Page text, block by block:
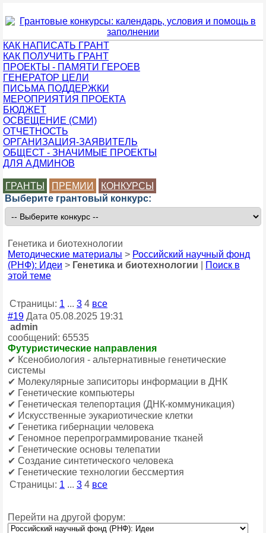
КАК НАПИСАТЬ ГРАНТ
КАК ПОЛУЧИТЬ ГРАНТ
ПРОЕКТЫ - ПАМЯТИ ГЕРОЕВ
ГЕНЕРАТОР ЦЕЛИ
ПИСЬМА ПОДДЕРЖКИ
МЕРОПРИЯТИЯ ПРОЕКТА
БЮДЖЕТ
ОСВЕЩЕНИЕ (СМИ)
ОТЧЕТНОСТЬ
ОРГАНИЗАЦИЯ-ЗАЯВИТЕЛЬ
ОБЩЕСТ - ЗНАЧИМЫЕ ПРОЕКТЫ
ДЛЯ АДМИНОВ
ГРАНТЫ ПРЕМИИ
КОНКУРСЫ
Выберите грантовый конкурс:
Генетика и биотехнологии
Методические материалы > Российский научный фонд
(РНФ): Идеи > Генетика и биотехнологии
Поиск в
этой теме
Страницы: 1 ... 3 4 все
#19 Дата 05.08.2025 19:31
admin
сообщений: 65535
Футуристические направления
✔ Ксенобиология - альтернативные генетические
системы
✔ Молекулярные записиторы информации в ДНК
✔ Генетические компьютеры
✔ Генетическая телепортация (ДНК-коммуникация)
✔ Искусственные эукариотические клетки
✔ Генетика гибернации человека
✔ Геномное перепрограммирование тканей
✔ Генетические основы телепатии
✔ Создание синтетического человека
✔ Генетические технологии бессмертия
Страницы: 1 ... 3 4 все
Перейти на другой форум: